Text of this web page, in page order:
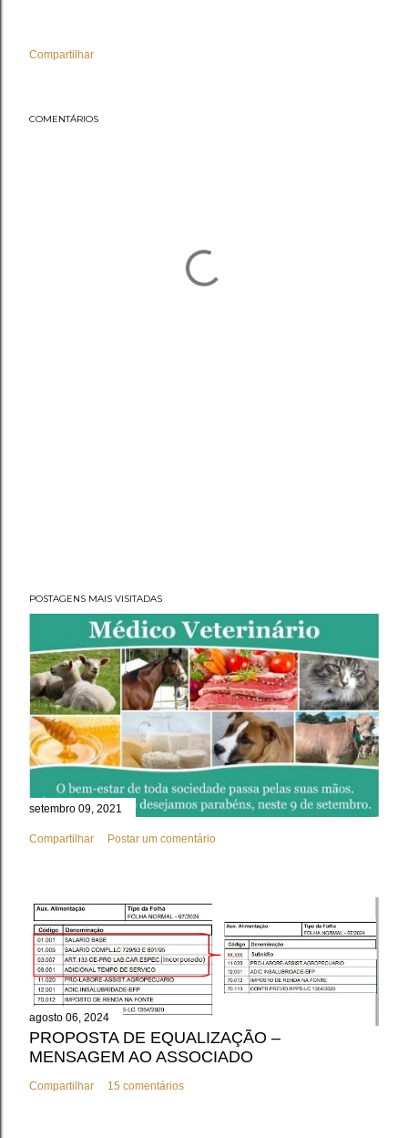
Compartilhar
COMENTÁRIOS
POSTAGENS MAIS VISITADAS
setembro 09, 2021
Compartilhar Postar um comentário
agosto 06, 2024
PROPOSTA DE EQUALIZAÇÃO –
MENSAGEM AO ASSOCIADO
Compartilhar 15 comentários